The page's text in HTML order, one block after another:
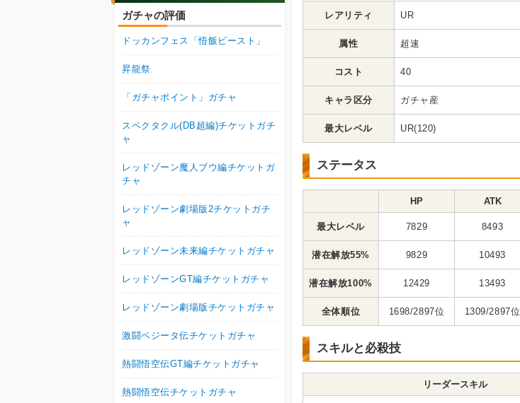
レアリティ UR
属性 超速
コスト 40
キャラ区分 ガチャ産
最大レベル UR(120)
ステータス
HP ATK
最大レベル 7829 8493
潜在解放55% 9829 10493
潜在解放100% 12429 13493
全体順位 1698/2897位 1309/2897位
スキルと必殺技
リーダースキル
ガチャの評価
ドッカンフェス「悟飯ビースト」
昇龍祭
「ガチャポイント」ガチャ
スペクタクル(DB超編)チケットガチ
ャ
レッドゾーン魔人ブウ編チケットガ
チャ
レッドゾーン劇場版2チケットガチ
ャ
レッドゾーン未来編チケットガチャ
レッドゾーンGT編チケットガチャ
レッドゾーン劇場版チケットガチャ
激闘ベジータ伝チケットガチャ
熱闘悟空伝GT編チケットガチャ
熱闘悟空伝チケットガチャ